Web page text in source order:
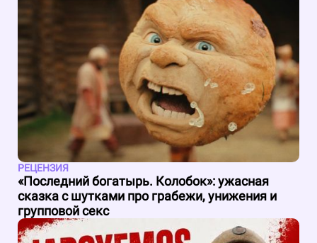
РЕЦЕНЗИЯ
«Последний богатырь. Колобок»: ужасная
сказка с шутками про грабежи, унижения и
групповой секс